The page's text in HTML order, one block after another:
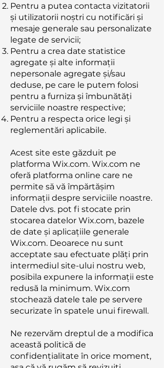
Pentru a putea contacta vizitatorii
și utilizatorii noștri cu notificări și
mesaje generale sau personalizate
legate de servicii;
Pentru a crea date statistice
agregate și alte informații
nepersonale agregate și/sau
deduse, pe care le putem folosi
pentru a furniza și îmbunătăți
serviciile noastre respective;
Pentru a respecta orice legi și
reglementări aplicabile.
Acest site este găzduit pe
platforma Wix.com. Wix.com ne
oferă platforma online care ne
permite să vă împărtășim
informații despre serviciile noastre.
Datele dvs. pot fi stocate prin
stocarea datelor Wix.com, bazele
de date și aplicațiile generale
Wix.com. Deoarece nu sunt
acceptate sau efectuate plăți prin
intermediul site-ului nostru web,
posibila expunere la informații este
redusă la minimum. Wix.com
stochează datele tale pe servere
securizate în spatele unui firewall.
Ne rezervăm dreptul de a modifica
această politică de
confidențialitate în orice moment,